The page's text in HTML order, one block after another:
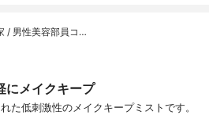
/ 男性美容部員コ…
にメイクキープ
た低刺激性のメイクキープミストです。